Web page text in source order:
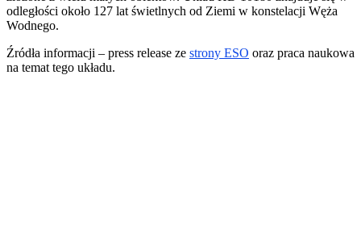
odległości około 127 lat świetlnych od Ziemi w konstelacji Węża
Wodnego.
Źródła informacji – press release ze strony ESO oraz praca naukowa
na temat tego układu.